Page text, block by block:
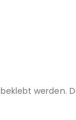
beklebt werden.